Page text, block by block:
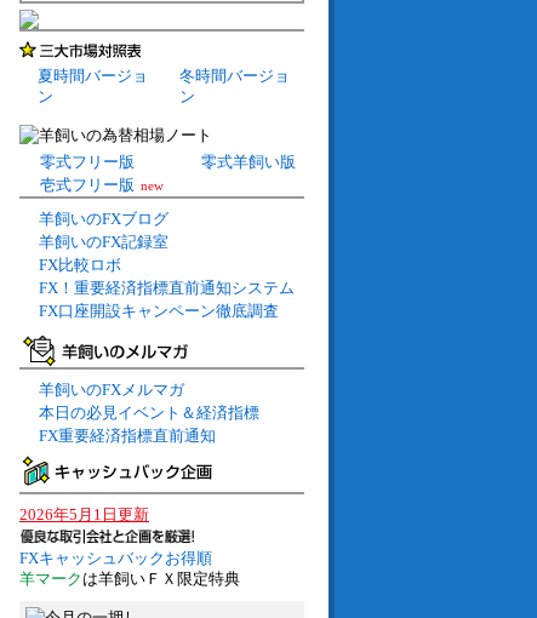
夏時間バージョ
ン
冬時間バージョ
ン
零式フリー版
零式羊飼い版
壱式フリー版 new
羊飼いのFXブログ
羊飼いのFX記録室
FX比較ロボ
FX！重要経済指標直前通知システム
FX口座開設キャンペーン徹底調査
羊飼いのFXメルマガ
本日の必見イベント＆経済指標
FX重要経済指標直前通知
2026年5月1日更新
FXキャッシュバックお得順
羊マーク は羊飼いＦＸ限定特典